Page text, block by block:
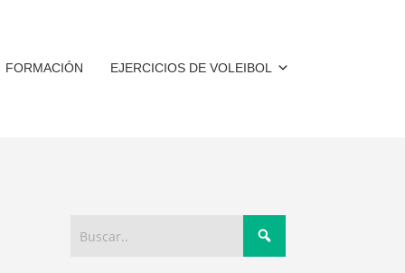
FORMACIÓN EJERCICIOS DE VOLEIBOL